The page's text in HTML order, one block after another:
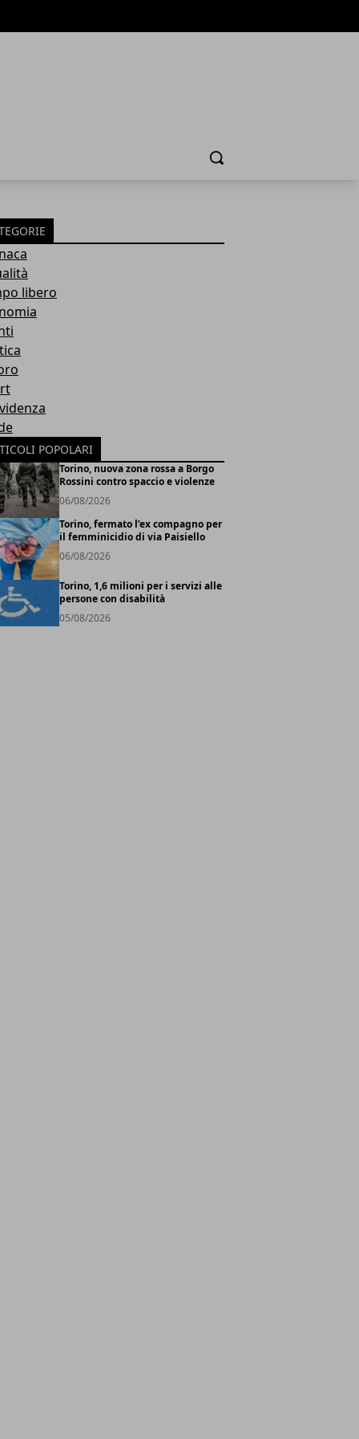
Cerca
libero
POPOLARI
Torino, nuova zona rossa a Borgo
Rossini contro spaccio e violenze
06/08/2026
Torino, fermato l’ex compagno per
il femminicidio di via Paisiello
06/08/2026
Torino, 1,6 milioni per i servizi alle
persone con disabilità
05/08/2026